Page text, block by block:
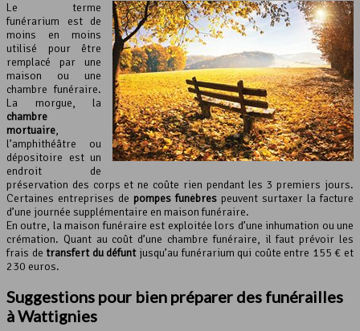
Le terme
funérarium est de
moins en moins
utilisé pour être
remplacé par une
maison ou une
chambre funéraire.
La morgue, la
chambre
mortuaire,
l’amphithéâtre ou
dépositoire est un
endroit de
préservation des corps et ne coûte rien pendant les 3 premiers jours.
Certaines entreprises de pompes funèbres peuvent surtaxer la facture
d’une journée supplémentaire en maison funéraire.
En outre, la maison funéraire est exploitée lors d’une inhumation ou une
crémation. Quant au coût d’une chambre funéraire, il faut prévoir les
frais de transfert du défuntjusqu’au funérarium qui coûte entre 155 € et
230 euros.
Suggestions pour bien préparer des funérailles
à Wattignies